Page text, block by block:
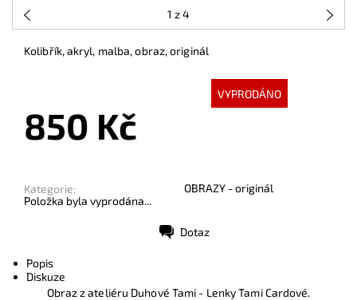
1 z 4
Kolibřík, akryl, malba, obraz, originál
VYPRODÁNO
850 Kč
Kategorie:
OBRAZY - originál
Položka byla vyprodána...
Dotaz
Popis
Diskuze
Obraz z ateliéru Duhové Tami - Lenky Tami Cardové.